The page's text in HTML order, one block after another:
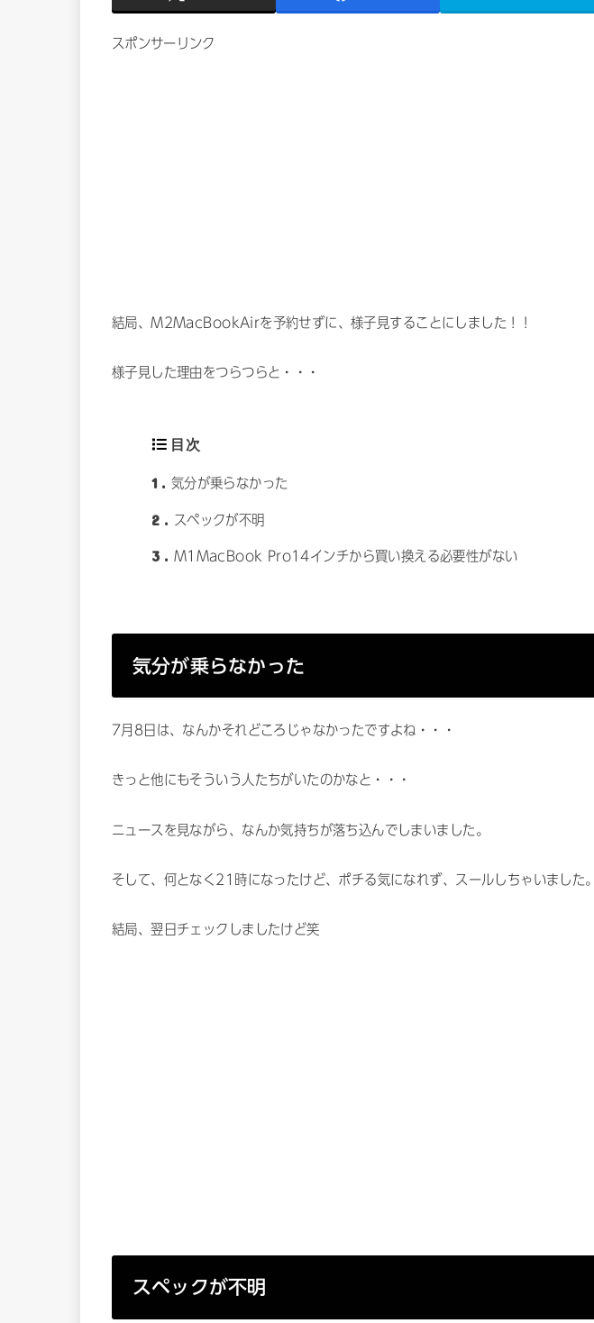
スポンサーリンク
結局、M2MacBookAirを予約せずに、様子見することにしました！！
様子見した理由をつらつらと・・・
目次
1 気分が乗らなかった
2 スペックが不明
3 M1MacBook Pro14インチから買い換える必要性がない
気分が乗らなかった
7月8日は、なんかそれどころじゃなかったですよね・・・
きっと他にもそういう人たちがいたのかなと・・・
ニュースを見ながら、なんか気持ちが落ち込んでしまいました。
そして、何となく21時になったけど、ポチる気になれず、スールしちゃいました。
結局、翌日チェックしましたけど笑
スペックが不明